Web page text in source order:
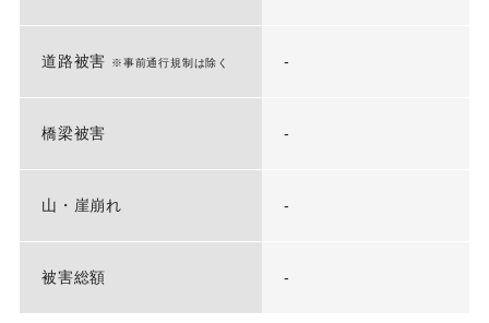
道路被害 ※事前通行規制は除く -
橋梁被害 -
山・崖崩れ -
被害総額 -